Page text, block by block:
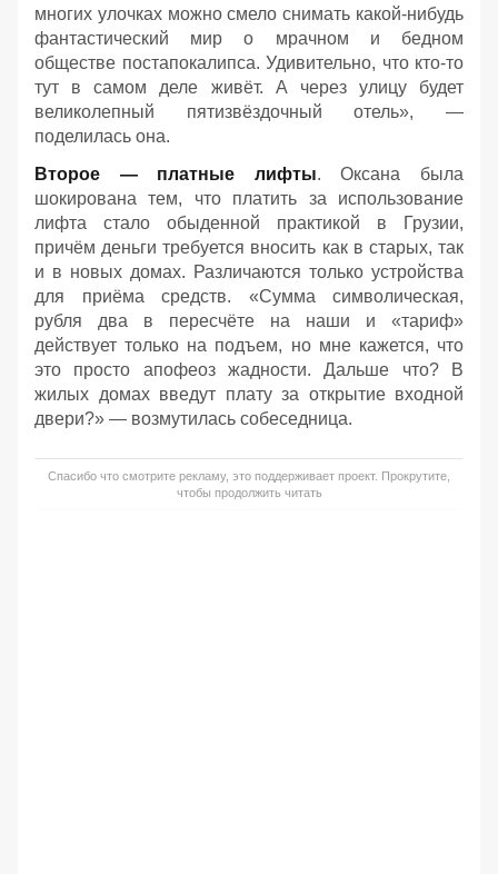
многих улочках можно смело снимать какой-нибудь
фантастический мир о мрачном и бедном
обществе постапокалипса. Удивительно, что кто-то
тут в самом деле живёт. А через улицу будет
великолепный пятизвёздочный отель», —
поделилась она.
Второе — платные лифты. Оксана была
шокирована тем, что платить за использование
лифта стало обыденной практикой в Грузии,
причём деньги требуется вносить как в старых, так
и в новых домах. Различаются только устройства
для приёма средств. «Сумма символическая,
рубля два в пересчёте на наши и «тариф»
действует только на подъем, но мне кажется, что
это просто апофеоз жадности. Дальше что? В
жилых домах введут плату за открытие входной
двери?» — возмутилась собеседница.
Спасибо что смотрите рекламу, это поддерживает проект. Прокрутите,
чтобы продолжить читать